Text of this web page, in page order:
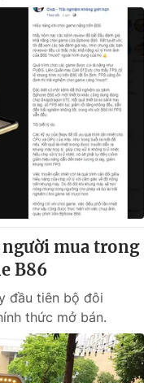
người mua trong
B86
đầu tiên bộ đôi
thức mở bán.